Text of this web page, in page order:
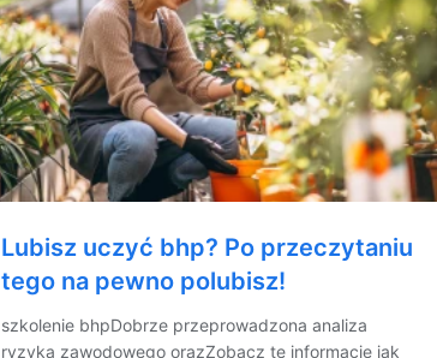
Lubisz uczyć bhp? Po przeczytaniu
tego na pewno polubisz!
szkolenie bhpDobrze przeprowadzona analiza
ryzyka zawodowego orazZobacz te informacje jak